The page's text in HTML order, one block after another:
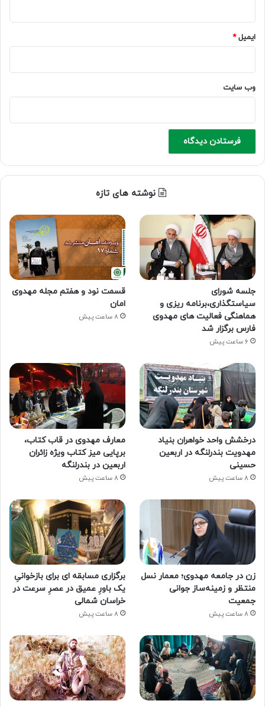
ایمیل*
وب‌ سایت
نوشته های تازه
جلسه شورای
سیاستگذاری،برنامه ریزی و
هماهنگی فعالیت های مهدوی
فارس برگزار شد
6 ساعت پیش
قسمت نود و هفتم مجله مهدوی
امان
8 ساعت پیش
درخشش واحد خواهران بنیاد
مهدویت بندرلنگه در اربعین
حسینی
8 ساعت پیش
معارف مهدوی در قاب کتاب،
برپایی میز کتاب ویژه زائران
اربعین در بندرلنگه
8 ساعت پیش
زن در جامعه مهدوی؛ معمار نسل
منتظر و زمینه‌ساز جوانی
جمعیت
8 ساعت پیش
برگزاری مسابقه ای برای بازخوانیِ
یک باورِ عمیق در عصرِ سرعت در
خراسان شمالی
8 ساعت پیش